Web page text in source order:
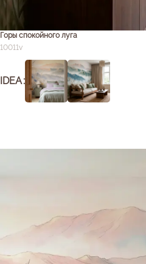
Горы спокойного луга
10011v
IDEA